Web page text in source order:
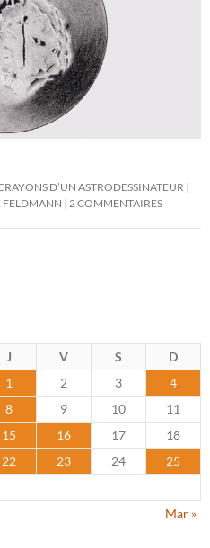
D’UN ASTRODESSINATEUR
FELDMANN 2 COMMENTAIRES
J V S
D
1
2 3
4
8 9 10
11
15 16 17
18
22 23 24
25
Mar »